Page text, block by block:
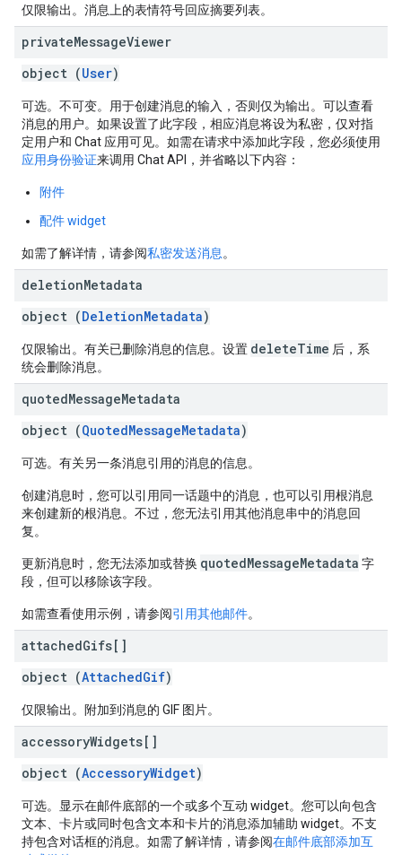
仅限输出。消息上的表情符号回应摘要列表。
privateMessageViewer
object (User)
可选。不可变。用于创建消息的输入，否则仅为输出。可以查看
消息的用户。如果设置了此字段，相应消息将设为私密，仅对指
定用户和 Chat 应用可见。如需在请求中添加此字段，您必须使用
应用身份验证来调用 Chat API，并省略以下内容：
附件
配件 widget
如需了解详情，请参阅私密发送消息 。
deletionMetadata
object (DeletionMetadata)
仅限输出。有关已删除消息的信息。设置 deleteTime 后，系
统会删除消息。
quotedMessageMetadata
object (QuotedMessageMetadata)
可选。有关另一条消息引用的消息的信息。
创建消息时，您可以引用同一话题中的消息，也可以引用根消息
来创建新的根消息。不过，您无法引用其他消息串中的消息回
复。
更新消息时，您无法添加或替换 quotedMessageMetadata 字
段，但可以移除该字段。
如需查看使用示例，请参阅引用其他邮件。
attachedGifs[]
object (AttachedGif)
仅限输出。附加到消息的 GIF 图片。
accessoryWidgets[]
object (AccessoryWidget)
可选。显示在邮件底部的一个或多个互动 widget。您可以向包含
文本、卡片或同时包含文本和卡片的消息添加辅助 widget。不支
持包含对话框的消息。如需了解详情，请参阅在邮件底部添加互